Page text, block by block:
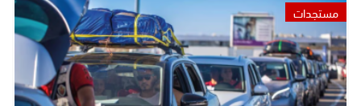
مستجدات